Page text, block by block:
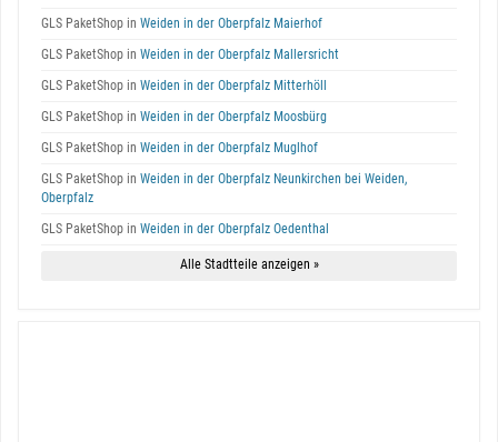
GLS PaketShop in Weiden in der Oberpfalz Maierhof
GLS PaketShop in Weiden in der Oberpfalz Mallersricht
GLS PaketShop in Weiden in der Oberpfalz Mitterhöll
GLS PaketShop in Weiden in der Oberpfalz Moosbürg
GLS PaketShop in Weiden in der Oberpfalz Muglhof
GLS PaketShop in Weiden in der Oberpfalz Neunkirchen bei Weiden,
Oberpfalz
GLS PaketShop in Weiden in der Oberpfalz Oedenthal
Alle Stadtteile anzeigen »